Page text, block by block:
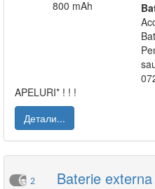
APELURI* ! ! !
Детали...
2 Baterie